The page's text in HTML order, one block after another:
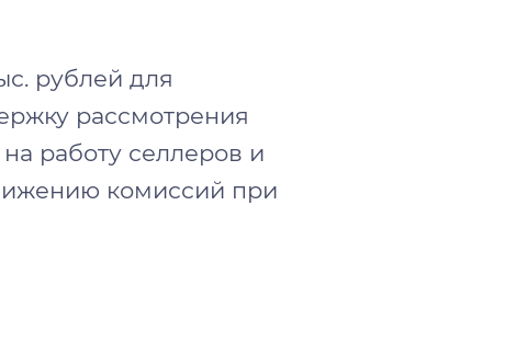
рублей для
рассмотрения
работу селлеров и
комиссий при